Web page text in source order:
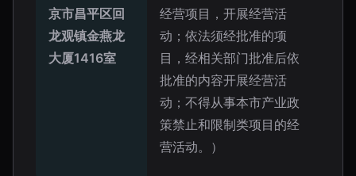
京市昌平区回
龙观镇金燕龙
大厦1416室
经营项目，开展经营活
动；依法须经批准的项
目，经相关部门批准后依
批准的内容开展经营活
动；不得从事本市产业政
策禁止和限制类项目的经
营活动。）